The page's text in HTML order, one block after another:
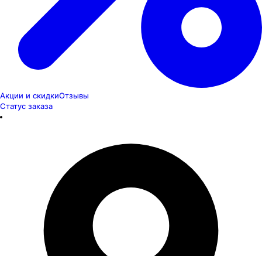
Акции и скидкиОтзывы
Статус заказа